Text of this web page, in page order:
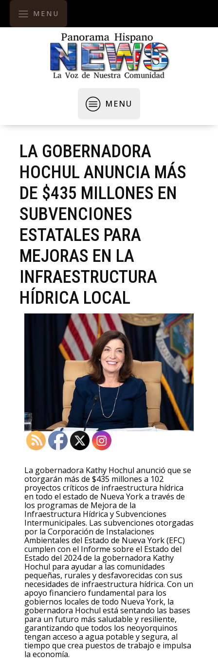
MENU
MENU
LA GOBERNADORA
HOCHUL ANUNCIA MÁS
DE $435 MILLONES EN
SUBVENCIONES
ESTATALES PARA
MEJORAS EN LA
INFRAESTRUCTURA
HÍDRICA LOCAL
La gobernadora Kathy Hochul anunció que se
otorgarán más de $435 millones a 102
proyectos críticos de infraestructura hídrica
en todo el estado de Nueva York a través de
los programas de Mejora de la
Infraestructura Hídrica y Subvenciones
Intermunicipales. Las subvenciones otorgadas
por la Corporación de Instalaciones
Ambientales del Estado de Nueva York (EFC)
cumplen con el Informe sobre el Estado del
Estado del 2024 de la gobernadora Kathy
Hochul para ayudar a las comunidades
pequeñas, rurales y desfavorecidas con sus
necesidades de infraestructura hídrica. Con un
apoyo financiero fundamental para los
gobiernos locales de todo Nueva York, la
gobernadora Hochul está sentando las bases
para un futuro más saludable y resiliente,
garantizando que todos los neoyorquinos
tengan acceso a agua potable y segura, al
tiempo que crea puestos de trabajo e impulsa
la economía.